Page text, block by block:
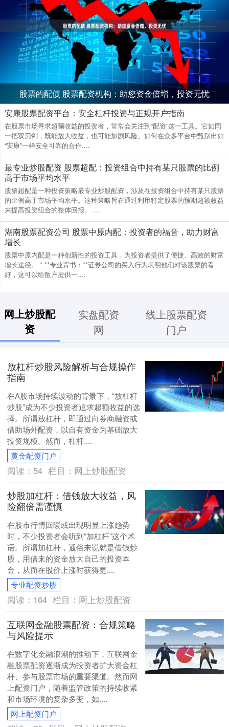
股票的配债 股票配资机构：助您资金倍增，投资无忧
安康股票配资平台：安全杠杆投资与正规开户指南
在股票市场寻求超额收益的投资者，常常会关注到“配资”这一工具。它如同
一把双刃剑，既能放大收益，也可能加剧风险。如何在众多平台中甄别出如
“安康”一样安全可靠的合作....
最专业炒股配资 股票超配：投资组合中持有某只股票的比例
高于市场平均水平
股票超配是一种投资策略最专业炒股配资，涉及在投资组合中持有某只股票
的比例高于市场平均水平。这种策略旨在通过利用特定股票的预期超额收益
来提高投资组合的整体回报。 ....
湖南股票配资公司 股票中原内配：投资者的福音，助力财富
增长
股票中原内配是一种创新性的投资工具，为投资者提供了便捷、高效的财富
增长途径。 * **专业背书：**证券公司的买入行为表明他们对该股票的看
好，这可以给散户提供一....
网上炒股配
资
实盘配资
网
线上股票配资
门户
放杠杆炒股风险解析与合规操作
指南
在A股市场持续波动的背景下，“放杠杆
炒股”成为不少投资者追求超额收益的选
择。所谓放杠杆，即通过向券商融资或
借助场外配资，以自有资金为基础放大
投资规模。然而，杠杆....
黄金配资门户
阅读： 54 栏目： 网上炒股配资
炒股加杠杆：借钱放大收益，风
险翻倍需谨慎
在股市行情回暖或出现明显上涨趋势
时，不少投资者会听到“加杠杆”这个术
语。所谓加杠杆，通俗来说就是借钱炒
股，用借来的资金放大自己的投资本
金，从而在股价上涨时获得更....
专业配资炒股
阅读： 164 栏目： 网上炒股配资
互联网金融股票配资：合规策略
与风险提示
在数字化金融浪潮的推动下，互联网金
融股票配资逐渐成为投资者扩大资金杠
杆、参与股票市场的重要渠道。然而网
上配资门户，随着监管政策的持续收紧
和市场环境的复杂多变，如....
网上配资门户